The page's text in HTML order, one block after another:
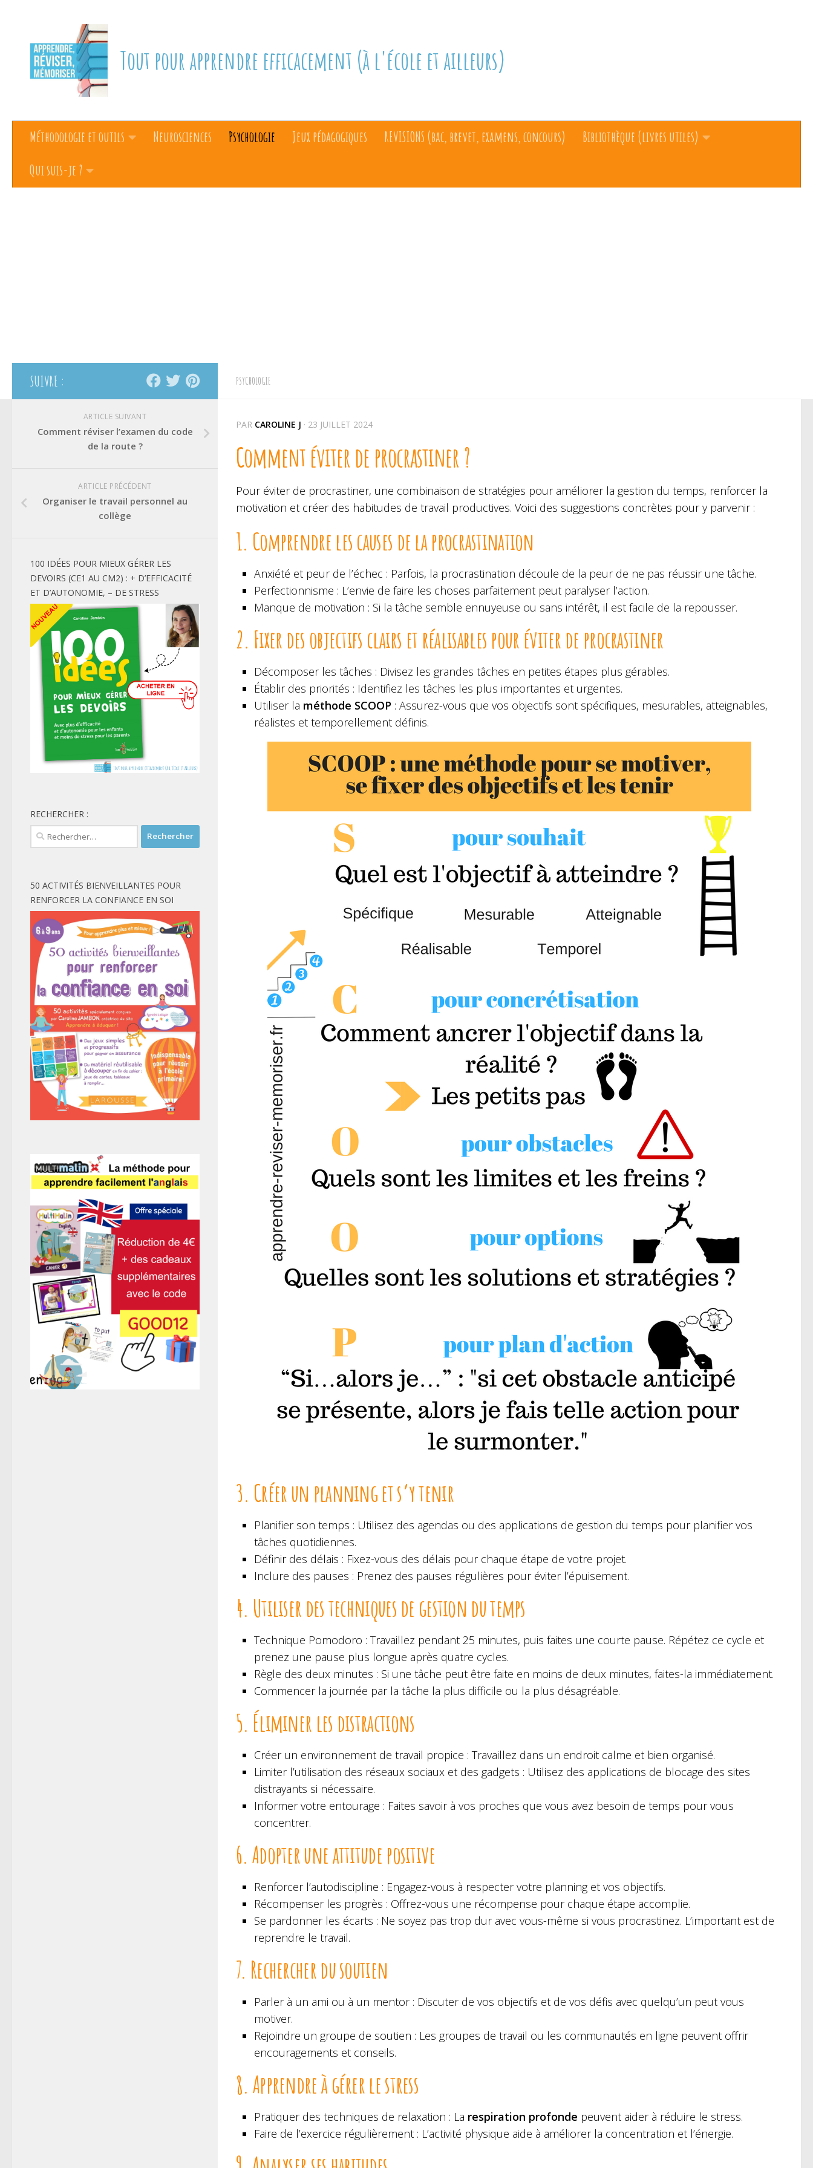
Tout pour apprendre efficacement (à l'école et ailleurs)
Méthodologie et outils Neurosciences Psychologie Jeux pédagogiques REVISIONS (bac, brevet, examens, concours)
Bibliothèque (livres utiles)
Qui suis-je ?
PSYCHOLOGIE
PAR CAROLINE J · 23 JUILLET 2024
Comment éviter de procrastiner ?
Pour éviter de procrastiner, une combinaison de stratégies pour améliorer la gestion du temps, renforcer la
motivation et créer des habitudes de travail productives. Voici des suggestions concrètes pour y parvenir :
1. Comprendre les causes de la procrastination
Anxiété et peur de l’échec : Parfois, la procrastination découle de la peur de ne pas réussir une tâche.
Perfectionnisme : L’envie de faire les choses parfaitement peut paralyser l’action.
Manque de motivation : Si la tâche semble ennuyeuse ou sans intérêt, il est facile de la repousser.
2. Fixer des objectifs clairs et réalisables pour éviter de procrastiner
Décomposer les tâches : Divisez les grandes tâches en petites étapes plus gérables.
Établir des priorités : Identifiez les tâches les plus importantes et urgentes.
Utiliser la méthode SCOOP : Assurez-vous que vos objectifs sont spécifiques, mesurables, atteignables,
réalistes et temporellement définis.
3. Créer un planning et s’y tenir
Planifier son temps : Utilisez des agendas ou des applications de gestion du temps pour planifier vos
tâches quotidiennes.
Définir des délais : Fixez-vous des délais pour chaque étape de votre projet.
Inclure des pauses : Prenez des pauses régulières pour éviter l’épuisement.
4. Utiliser des techniques de gestion du temps
Technique Pomodoro : Travaillez pendant 25 minutes, puis faites une courte pause. Répétez ce cycle et
prenez une pause plus longue après quatre cycles.
Règle des deux minutes : Si une tâche peut être faite en moins de deux minutes, faites-la immédiatement.
Commencer la journée par la tâche la plus difficile ou la plus désagréable.
5. Éliminer les distractions
Créer un environnement de travail propice : Travaillez dans un endroit calme et bien organisé.
Limiter l’utilisation des réseaux sociaux et des gadgets : Utilisez des applications de blocage des sites
distrayants si nécessaire.
Informer votre entourage : Faites savoir à vos proches que vous avez besoin de temps pour vous
concentrer.
6. Adopter une attitude positive
Renforcer l’autodiscipline : Engagez-vous à respecter votre planning et vos objectifs.
Récompenser les progrès : Offrez-vous une récompense pour chaque étape accomplie.
Se pardonner les écarts : Ne soyez pas trop dur avec vous-même si vous procrastinez. L’important est de
reprendre le travail.
7. Rechercher du soutien
Parler à un ami ou à un mentor : Discuter de vos objectifs et de vos défis avec quelqu’un peut vous
motiver.
Rejoindre un groupe de soutien : Les groupes de travail ou les communautés en ligne peuvent offrir
encouragements et conseils.
8. Apprendre à gérer le stress
Pratiquer des techniques de relaxation : La respiration profonde peuvent aider à réduire le stress.
Faire de l’exercice régulièrement : L’activité physique aide à améliorer la concentration et l’énergie.
SUIVRE :
ARTICLE SUIVANT
Comment réviser l’examen du code
de la route ?
ARTICLE PRÉCÉDENT
Organiser le travail personnel au
collège
100 IDÉES POUR MIEUX GÉRER LES
DEVOIRS (CE1 AU CM2) : + D’EFFICACITÉ
ET D’AUTONOMIE, – DE STRESS
RECHERCHER :
Rechercher :
50 ACTIVITÉS BIENVEILLANTES POUR
RENFORCER LA CONFIANCE EN SOI